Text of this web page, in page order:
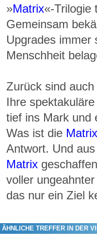
»Matrix«-Trilogie
Gemeinsam
Upgrades immer
Menschheit
Zurück sind
Ihre
tief ins Mark und
Was ist die Matrix
Antwort. Und
Matrix
voller
das nur ein Ziel
ÄHNLICHE TREFFER IN DER